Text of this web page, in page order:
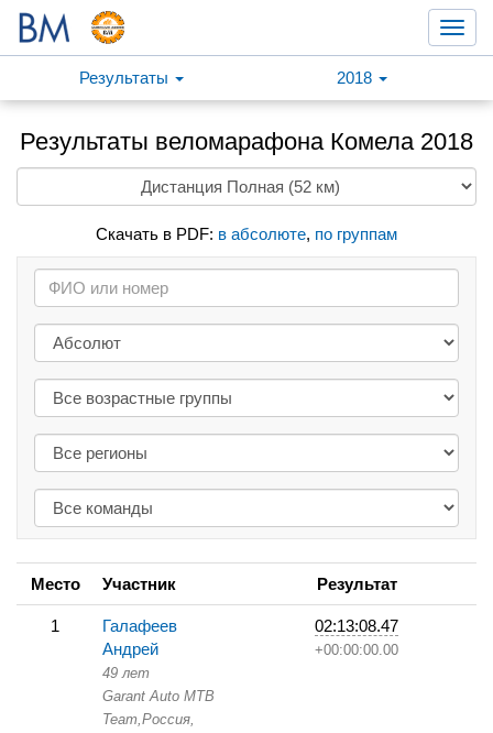
Результаты
2018
Результаты веломарафона Комела 2018
Скачать в PDF: в абсолюте, по группам
Место Участник Результат
1
Галафеев
Андрей
49 лет
Garant Auto MTB
Team,Россия,
02:13:08.47
+00:00:00.00